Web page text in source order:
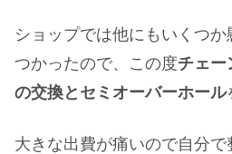
ショップでは他にもいくつ
つかったので、この度チェー
の交換とセミオーバーホール
大きな出費が痛いので自分で